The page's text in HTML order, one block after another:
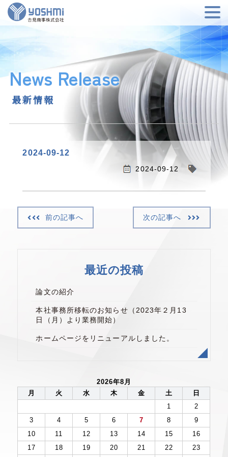
News Release
最新情報
2024-09-12
2024-09-12
前の記事へ 次の記事へ
最近の投稿
論文の紹介
本社事務所移転のお知らせ（2023年２月13
日（月）より業務開始）
ホームページをリニューアルしました。
2026年8月
月
火 水 木 金 土
日
1
2
3
4 5 6 7 8
9
10
11 12 13 14 15
16
17
18 19 20 21 22 23